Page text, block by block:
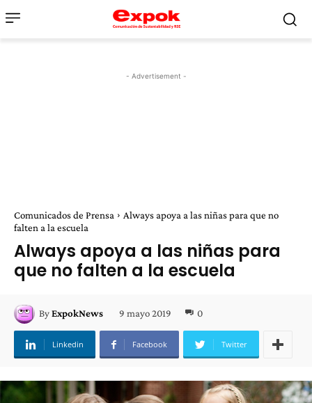
- Advertisement -
Comunicados de Prensa
Always apoya a las niñas para que no
falten a la escuela
Always apoya a las niñas para
que no falten a la escuela
ByExpokNews 9 mayo 2019 0
Linkedin Facebook Twitter